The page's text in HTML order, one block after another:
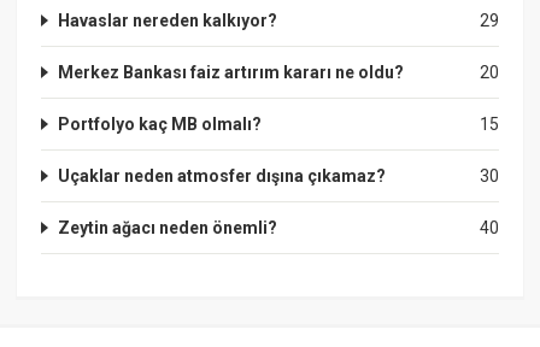
29
Havaslar nereden kalkıyor?
20
Merkez Bankası faiz artırım kararı ne oldu?
15
Portfolyo kaç MB olmalı?
30
Uçaklar neden atmosfer dışına çıkamaz?
40
Zeytin ağacı neden önemli?